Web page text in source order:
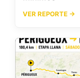
VER REPORTE →